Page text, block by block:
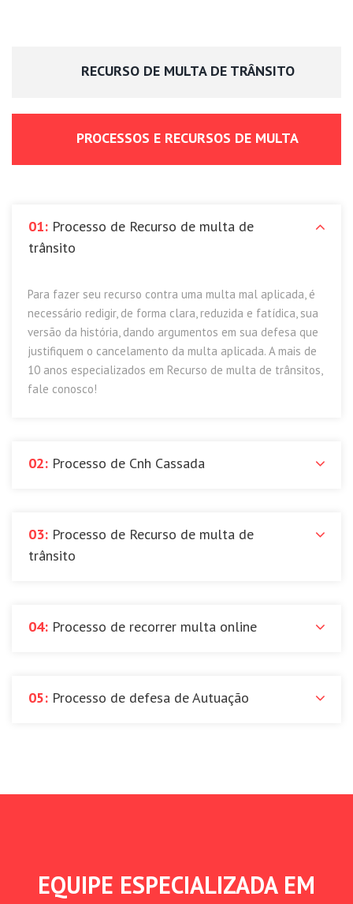
RECURSO DE MULTA DE TRÂNSITO
PROCESSOS E RECURSOS DE MULTA
01: Processo de Recurso de multa de
trânsito
Para fazer seu recurso contra uma multa mal aplicada, é
necessário redigir, de forma clara, reduzida e fatídica, sua
versão da história, dando argumentos em sua defesa que
justifiquem o cancelamento da multa aplicada. A mais de
10 anos especializados em Recurso de multa de trânsitos,
fale conosco!
02: Processo de Cnh Cassada
03: Processo de Recurso de multa de
trânsito
04: Processo de recorrer multa online
05: Processo de defesa de Autuação
EQUIPE ESPECIALIZADA EM